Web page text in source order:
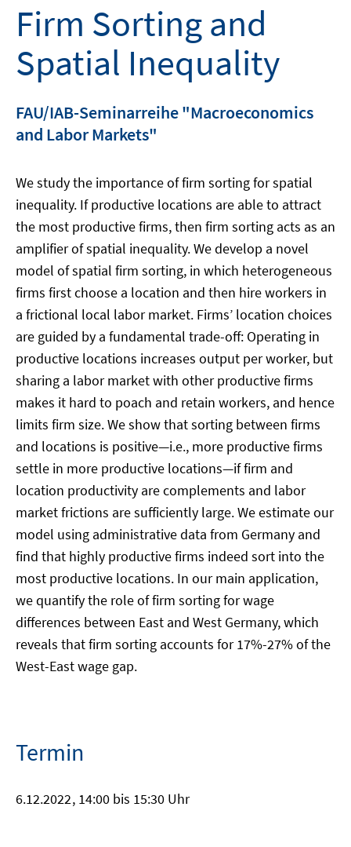
Firm Sorting and
Spatial Inequality
FAU/IAB-Seminarreihe "Macroeconomics
and Labor Markets"
We study the importance of firm sorting for spatial
inequality. If productive locations are able to attract
the most productive firms, then firm sorting acts as an
amplifier of spatial inequality. We develop a novel
model of spatial firm sorting, in which heterogeneous
firms first choose a location and then hire workers in
a frictional local labor market. Firms’ location choices
are guided by a fundamental trade-off: Operating in
productive locations increases output per worker, but
sharing a labor market with other productive firms
makes it hard to poach and retain workers, and hence
limits firm size. We show that sorting between firms
and locations is positive—i.e., more productive firms
settle in more productive locations—if firm and
location productivity are complements and labor
market frictions are sufficiently large. We estimate our
model using administrative data from Germany and
find that highly productive firms indeed sort into the
most productive locations. In our main application,
we quantify the role of firm sorting for wage
differences between East and West Germany, which
reveals that firm sorting accounts for 17%-27% of the
West-East wage gap.
Termin
6.12.2022, 14:00 bis 15:30 Uhr